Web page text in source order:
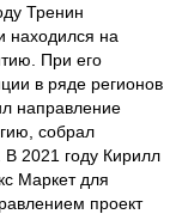
Тренин
находился на
При его
в ряде регионов
направление
собрал
2021 году Кирилл
Маркет для
проект